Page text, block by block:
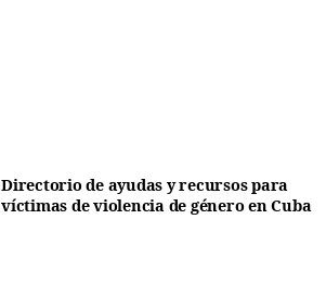
Directorio de ayudas y recursos para
víctimas de violencia de género en Cuba